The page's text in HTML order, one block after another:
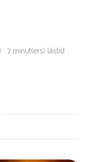
7 minut(ers) lästid